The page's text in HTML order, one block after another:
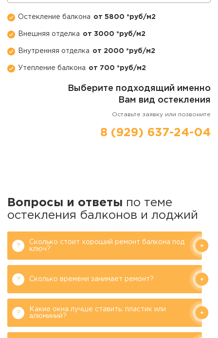
Остекление балкона от 5800 *руб/м2
Внешняя отделка от 3000 *руб/м2
Внутренняя отделка от 2000 *руб/м2
Утепление балкона от 700 *руб/м2
Выберите подходящий именно
Вам вид остекления
Оставьте заявку или позвоните
8 (929) 637-24-04
Вопросы и ответы по теме
остекления балконов и лоджий
Сколько стоит хороший ремонт балкона под
ключ?
Сколько времени занимает ремонт?
Какие окна лучше ставить: пластик или
алюминий?